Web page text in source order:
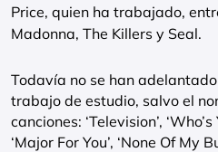
Price, quien ha trabajado,
Madonna, The Killers y Seal.
Todavía no se han
trabajo de estudio, salvo el
canciones: ‘Television’,
‘Major For You’, ‘None Of My